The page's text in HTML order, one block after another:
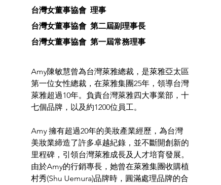
台灣女董事協會  理事
台灣女董事協會  第二屆副理事長
台灣女董事協會  第一屆常務理事
Amy陳敏慧曾為台灣萊雅總裁，是萊雅亞太區
第一位女性總裁，在萊雅集團25年，領導台灣
萊雅超過10年。負責台灣萊雅四大事業部，十
七個品牌，以及約1200位員工。
Amy 擁有超過20年的美妝產業經歷，為台灣
美妝業締造了許多卓越紀錄，並不斷開創新的
里程碑，引領台灣萊雅成長及人才培育發展。
由於Amy的行銷專長，她曾在萊雅集團收購植
村秀(Shu Uemura)品牌時，圓滿處理品牌的合